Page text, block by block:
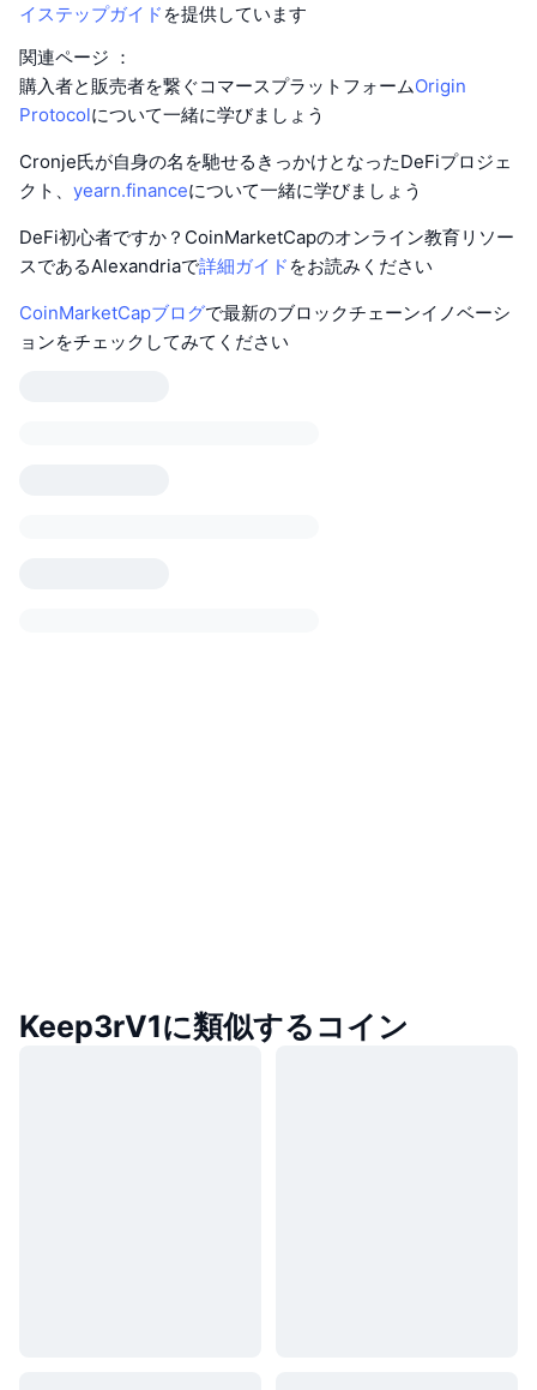
イステップガイド を提供しています
関連ページ ：
購入者と販売者を繋ぐコマースプラットフォームOrigin
Protocolについて一緒に学びましょう
Cronje氏が自身の名を馳せるきっかけとなったDeFiプロジェ
クト、 yearn.financeについて一緒に学びましょう
DeFi初心者ですか？CoinMarketCapのオンライン教育リソー
スであるAlexandriaで詳細ガイド をお読みください
CoinMarketCapブログで最新のブロックチェーンイノベーシ
ョンをチェックしてみてください
Keep3rV1に類似するコイン